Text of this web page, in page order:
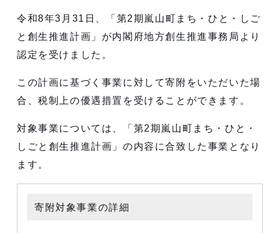
令和8年3月31日、「第2期嵐山町まち・ひと・しご
と創生推進計画」が内閣府地方創生推進事務局より
認定を受けました。
この計画に基づく事業に対して寄附をいただいた場
合、税制上の優遇措置を受けることができます。
対象事業については、「第2期嵐山町まち・ひと・
しごと創生推進計画」の内容に合致した事業となり
ます。
寄附対象事業の詳細